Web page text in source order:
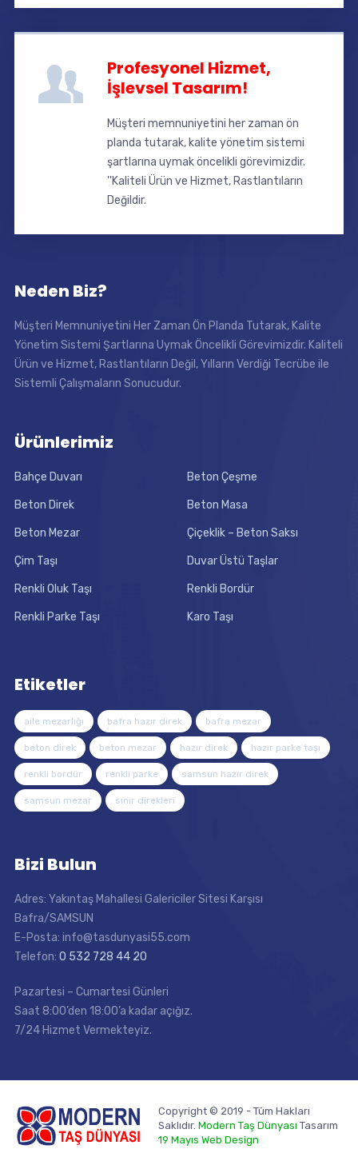
Profesyonel Hizmet,
İşlevsel Tasarım!
Müşteri memnuniyetini her zaman ön
planda tutarak, kalite yönetim sistemi
şartlarına uymak öncelikli görevimizdir.
''Kaliteli Ürün ve Hizmet, Rastlantıların
Değildir.
Neden Biz?
Müşteri Memnuniyetini Her Zaman Ön Planda Tutarak, Kalite
Yönetim Sistemi Şartlarına Uymak Öncelikli Görevimizdir. Kaliteli
Ürün ve Hizmet, Rastlantıların Değil, Yılların Verdiği Tecrübe ile
Sistemli Çalışmaların Sonucudur.
Ürünlerimiz
Bahçe Duvarı Beton Çeşme
Beton Direk Beton Masa
Beton Mezar Çiçeklik – Beton Saksı
Çim Taşı Duvar Üstü Taşlar
Renkli Oluk Taşı Renkli Bordür
Renkli Parke Taşı Karo Taşı
Etiketler
aile mezarlığı bafra hazır direk bafra mezar
beton direk beton mezar hazır direk hazır parke taşı
renkli bordür renkli parke samsun hazır direk
samsun mezar sınır direkleri
Bizi Bulun
Adres: Yakıntaş Mahallesi Galericiler Sitesi Karşısı
Bafra/SAMSUN
E-Posta: info@tasdunyasi55.com
Telefon: 0 532 728 44 20
Pazartesi – Cumartesi Günleri
Saat 8:00’den 18:00’a kadar açığız.
7/24 Hizmet Vermekteyiz.
Copyright © 2019 - Tüm Hakları
Saklıdır. Modern Taş Dünyası Tasarım
19 Mayıs Web Design